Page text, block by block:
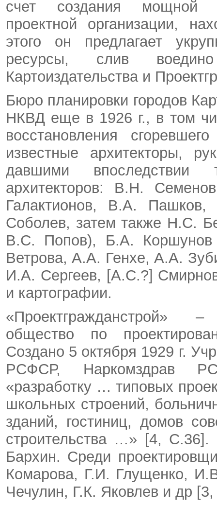
счет создания мощной
проектной организации,
этого он предлагает
ресурсы, слив
Картоиздательства и
Бюро планировки городов
НКВД еще в 1926 г., в том
восстановления
известные архитекторы,
давшими впоследствии
архитекторов: В.Н.
Галактионов, В.А.
Соболев, затем также Н.С.
В.С. Попов), Б.А. Коршунов
Ветрова, А.А. Генхе, А.А.
И.А. Сергеев, [А.С.?]
и картографии.
«Проектгражданстрой»
общество по
Создано 5 октября 1929 г.
РСФСР, Наркомздрав
«разработку … типовых
школьных строений,
зданий, гостиниц, домов
строительства …» [4, C.36].
Бархин. Среди
Комарова, Г.И. Глущенко,
Чечулин, Г.К. Яковлев и др